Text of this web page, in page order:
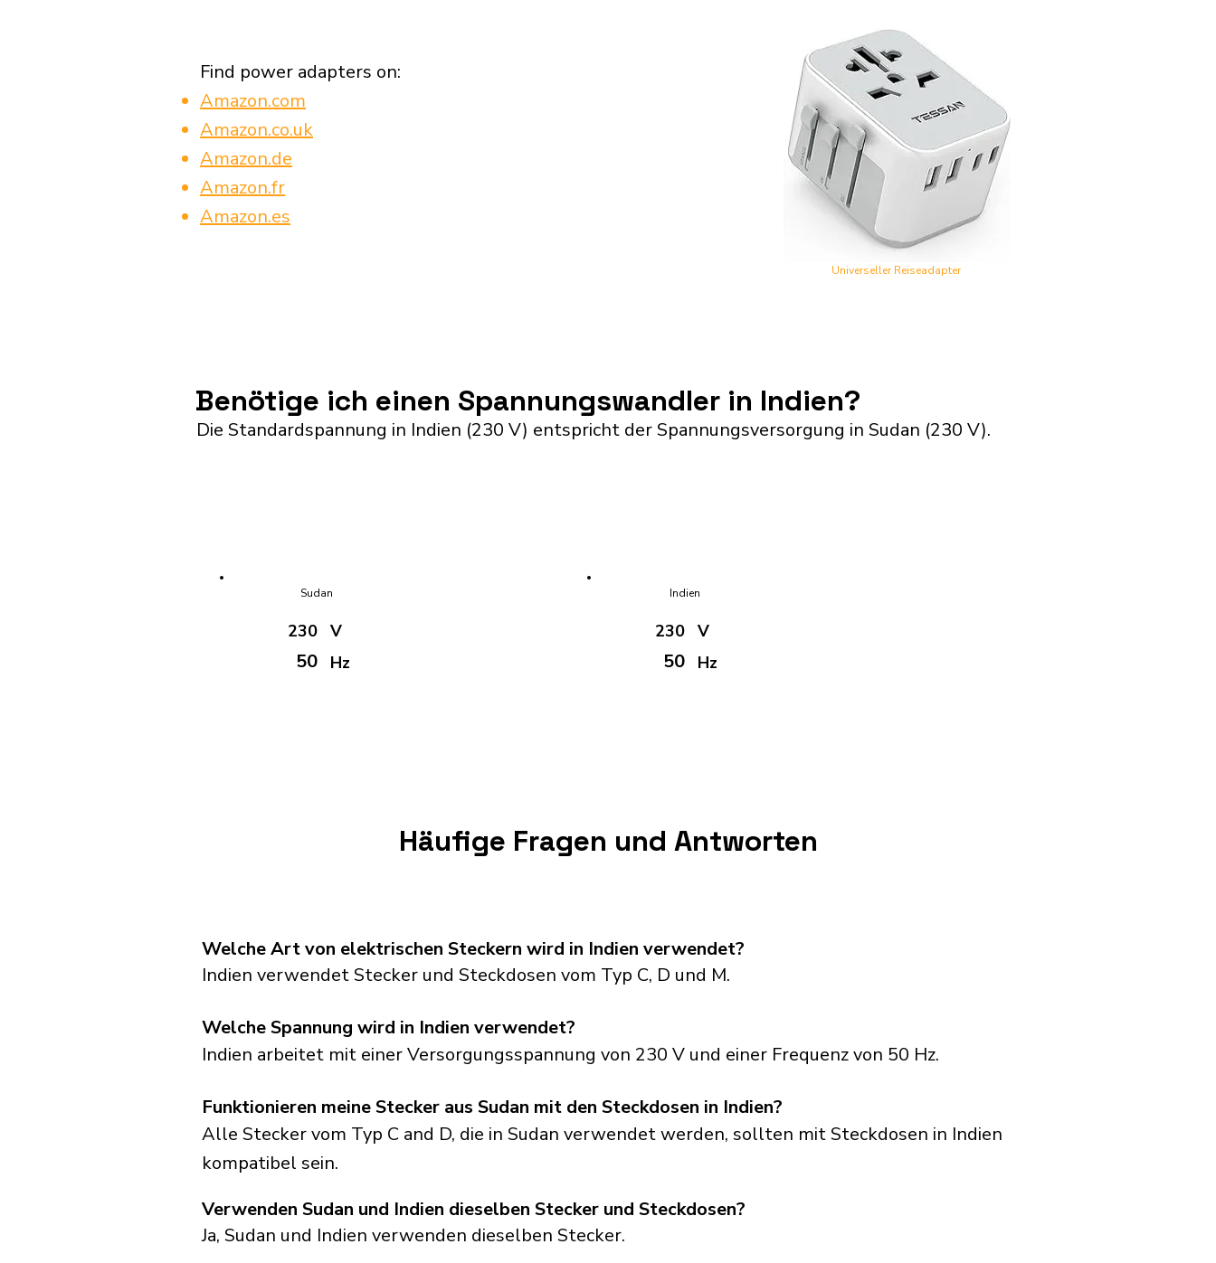
Find power adapters on:
Amazon.com
Amazon.co.uk
Amazon.de
Amazon.fr
Amazon.es
Universeller Reiseadapter
Benötige ich einen Spannungswandler in Indien?
Die Standardspannung in Indien (230 V) entspricht der Spannungsversorgung in Sudan (230 V).
Sudan
230
50
V
Hz
Indien
230
50
V
Hz
Häufige Fragen und Antworten
Welche Art von elektrischen Steckern wird in Indien verwendet?
Indien verwendet Stecker und Steckdosen vom Typ C, D und M.
Welche Spannung wird in Indien verwendet?
Indien arbeitet mit einer Versorgungsspannung von 230 V und einer Frequenz von 50 Hz.
Funktionieren meine Stecker aus Sudan mit den Steckdosen in Indien?
Alle Stecker vom Typ C and D, die in Sudan verwendet werden, sollten mit Steckdosen in Indien
kompatibel sein.
Ja, Sudan und Indien verwenden dieselben Stecker.
Verwenden Sudan und Indien dieselben Stecker und Steckdosen?